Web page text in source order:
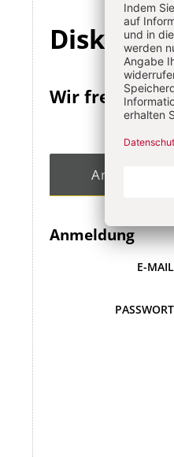
Wir freuen
Angemeldet
Anmeldung
E-